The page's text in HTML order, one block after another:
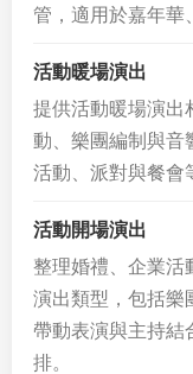
管，適用於嘉年華
活動暖場演出
提供活動暖場演出
動、樂團編制與音
活動、派對與餐會
活動開場演出
整理婚禮、企業活
演出類型，包括樂
帶動表演與主持結
排。